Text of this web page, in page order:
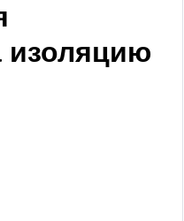
изоляцию